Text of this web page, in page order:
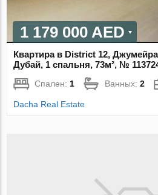
1 179 000 AED
Квартира в District 12,
Дубай, 1 спальня, 73м², №
Спален: 1 Ванных:2
Dacha Real Estate